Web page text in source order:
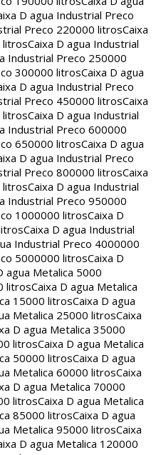
D agua Industrial Preco
Preco 220000 litrosCaixa
litrosCaixa D agua Industrial
Industrial Preco 250000
300000 litrosCaixa D agua
D agua Industrial Preco
Preco 450000 litrosCaixa
litrosCaixa D agua Industrial
Industrial Preco 600000
650000 litrosCaixa D agua
D agua Industrial Preco
Preco 800000 litrosCaixa
litrosCaixa D agua Industrial
Industrial Preco 950000
1000000 litrosCaixa D
Caixa D agua Industrial
Industrial Preco 4000000
5000000 litrosCaixa D
agua Metalica 5000
litrosCaixa D agua Metalica
15000 litrosCaixa D agua
Metalica 25000 litrosCaixa
D agua Metalica 35000
litrosCaixa D agua Metalica
50000 litrosCaixa D agua
Metalica 60000 litrosCaixa
D agua Metalica 70000
litrosCaixa D agua Metalica
85000 litrosCaixa D agua
Metalica 95000 litrosCaixa
D agua Metalica 120000